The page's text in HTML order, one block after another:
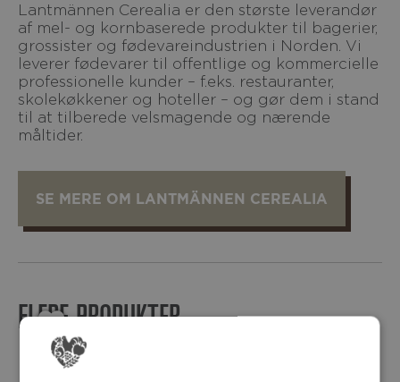
Lantmännen Cerealia er den største leverandør
af mel- og kornbaserede produkter til bagerier,
grossister og fødevareindustrien i Norden. Vi
leverer fødevarer til offentlige og kommercielle
professionelle kunder – f.eks. restauranter,
skolekøkkener og hoteller – og gør dem i stand
til at tilberede velsmagende og nærende
måltider.
SE MERE OM LANTMÄNNEN CEREALIA
FLERE PRODUKTER